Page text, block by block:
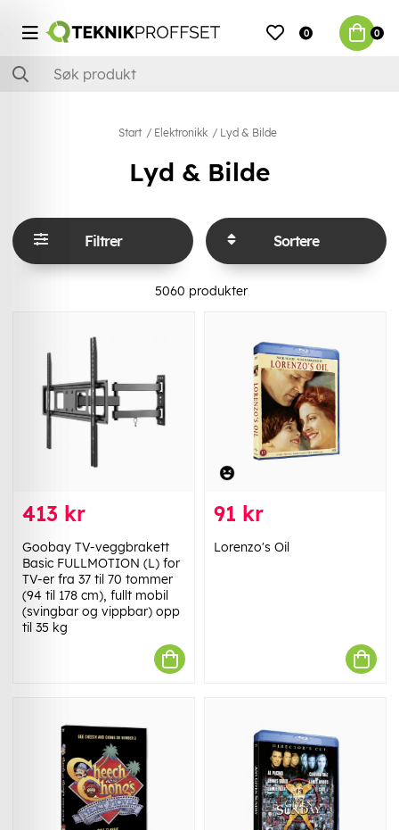
0 0
Start Elektronikk Lyd & Bilde
Lyd & Bilde
Filtrer Sortere
5060 produkter
413 kr
Goobay TV-veggbrakett
Basic FULLMOTION (L) for
TV-er fra 37 til 70 tommer
(94 til 178 cm), fullt mobil
(svingbar og vippbar) opp
til 35 kg
91 kr
Lorenzo's Oil